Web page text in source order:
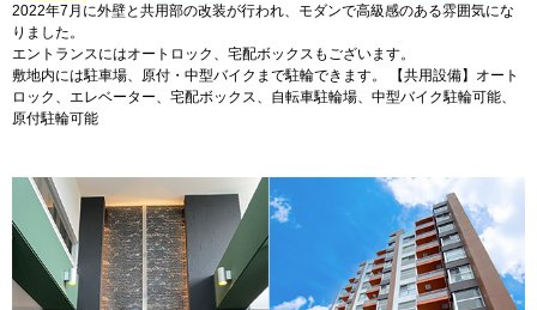
2022年7月に外壁と共用部の改装が行われ、モダンで高級感のある雰囲気にな
りました。
エントランスにはオートロック、宅配ボックスもございます。
敷地内には駐車場、原付・中型バイクまで駐輪できます。 【共用設備】オート
ロック、エレベーター、宅配ボックス、自転車駐輪場、中型バイク駐輪可能、
原付駐輪可能